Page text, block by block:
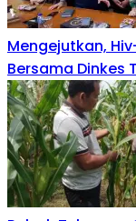
Mengejutkan,
Bersama Dinkes